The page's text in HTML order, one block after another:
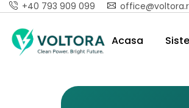
+40 793 909 099
Acasa